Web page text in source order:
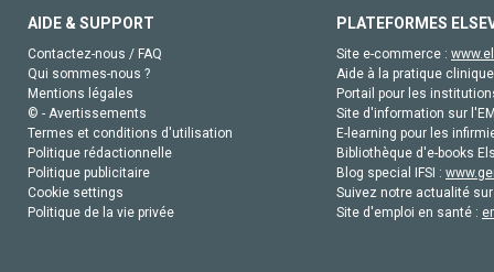
AIDE & SUPPORT
Contactez-nous / FAQ
Qui sommes-nous ?
Mentions légales
© - Avertissements
Termes et conditions d'utilisation
Politique rédactionnelle
Politique publicitaire
Cookie settings
Politique de la vie privée
PLATEFORMES
Site e-commerce :
Aide à la pratique
Portail pour les
Site d'information sur
E-learning pour les
Bibliothèque d'e-books
Blog special IFSI :
Suivez notre actualité
Site d'emploi en santé :